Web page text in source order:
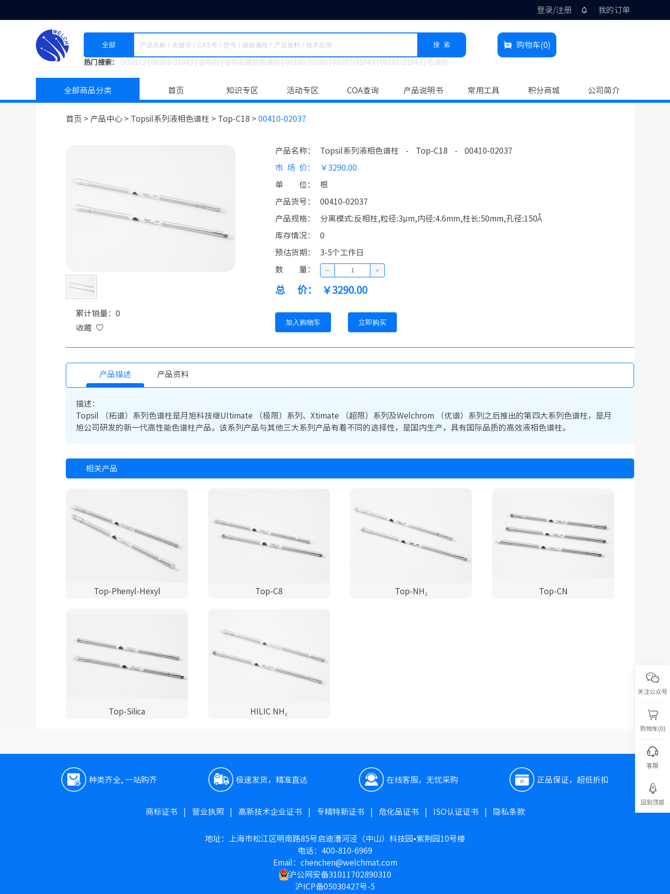
登录/注册 我的订单
全部 搜 索
热门搜索： DO2172 00201-31043 金刚石 金刚石镀层色谱柱 06100-31000 00207-31043 00101-21043 色谱柱
购物车(0)
全部商品分类 首页 知识专区 活动专区 COA查询 产品说明书 常用工具 积分商城 公司简介
首页 > 产品中心 > Topsil系列液相色谱柱 > Top-C18 > 00410-02037
累计销量：0
收藏
产品名称： Topsil系列液相色谱柱 - Top-C18 - 00410-02037
市场价： ￥3290.00
单位 ： 根
产品货号 ： 00410-02037
产品规格： 分离模式:反相柱,粒径:3μm,内径:4.6mm,柱长:50mm,孔径:150Å
库存情况 ： 0
预估货期 ： 3-5个工作日
数量 ：
总价： ￥3290.00
加入购物车 立即购买
产品描述 产品资料
描述：
Topsil （拓谱）系列色谱柱是月旭科技继Ultimate （极限）系列、Xtimate （超限）系列及Welchrom （优谱）系列之后推出的第四大系列色谱柱，是月
旭公司研发的新一代高性能色谱柱产品。该系列产品与其他三大系列产品有着不同的选择性，是国内生产，具有国际品质的高效液相色谱柱。
相关产品
Top-Phenyl-Hexyl Top-C8 Top-NH₂ Top-CN
Top-Silica HILIC NH₂
种类齐全, 一站购齐 极速发货，精准直达 在线客服，无忧采购 正品保证，超低折扣
商标证书 营业执照| 高新技术企业证书 专精特新证书 危化品证书 ISO认证证书 隐私条款
地址：上海市松江区明南路85号启迪漕河泾（中山）科技园•紫荆园10号楼
电话：400-810-6969
Email：chenchen@welchmat.com
沪公网安备31011702890310
沪ICP备05030427号-5
关注公众号
购物车(0)
客服
回到顶部